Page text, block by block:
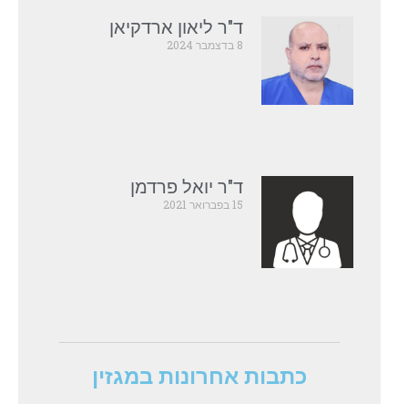
ד"ר ליאון ארדקיאן
8 בדצמבר 2024
ד"ר יואל פרדמן
15 בפברואר 2021
כתבות אחרונות במגזין